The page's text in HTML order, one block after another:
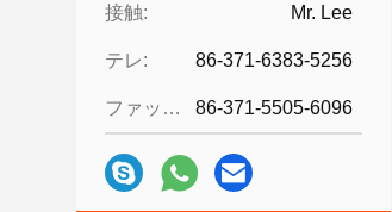
接触: Mr. Lee
テレ: 86-371-6383-5256
ファックス: 86-371-5505-6096